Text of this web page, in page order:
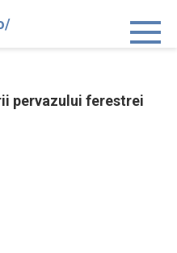
pervazului ferestrei